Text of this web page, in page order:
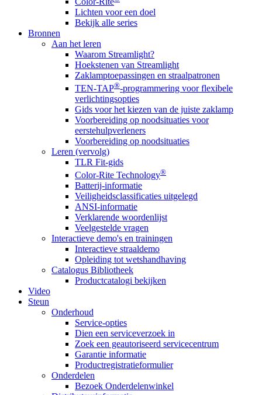
Lichten voor een doel
Bekijk alle series
Bronnen
Aan het leren
Waarom Streamlight?
Hoekstenen van Streamlight
Zaklamptoepassingen en straalpatronen
TEN-TAP®-programmering voor flexibele
verlichtingsopties
Gids voor het kiezen van de juiste zaklamp
Voorbereiding op noodsituaties voor
eerstehulpverleners
Voorbereiding op noodsituaties
Leren (vervolg)
TLR Fit-gids
Color-Rite Technology®
Batterij-informatie
Veiligheidsclassificaties uitgelegd
ANSI-informatie
Verklarende woordenlijst
Veelgestelde vragen
Interactieve demo's en trainingen
Interactieve straaldemo
Opleiding tot wetshandhaving
Catalogus Bibliotheek
Productcatalogi bekijken
Video
Steun
Onderhoud
Service-opties
Dien een serviceverzoek in
Zoek een geautoriseerd servicecentrum
Garantie informatie
Productregistratieformulier
Onderdelen
Bezoek Onderdelenwinkel